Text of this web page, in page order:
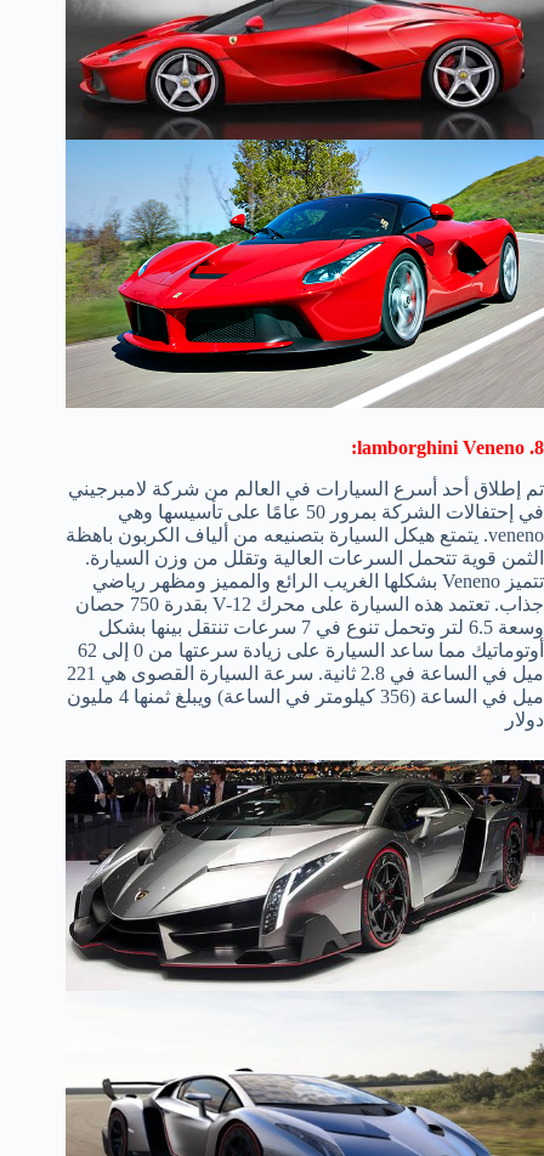
8. lamborghini Veneno:
تم إطلاق أحد أسرع السيارات في العالم من شركة لامبرجيني
في إحتفالات الشركة بمرور 50 عامًا على تأسيسها وهي
veneno. يتمتع هيكل السيارة بتصنيعه من ألياف الكربون باهظة
الثمن قوية تتحمل السرعات العالية وتقلل من وزن السيارة.
تتميز Veneno بشكلها الغريب الرائع والمميز ومظهر رياضي
جذاب. تعتمد هذه السيارة على محرك V-12 بقدرة 750 حصان
وسعة 6.5 لتر وتحمل تنوع في 7 سرعات تنتقل بينها بشكل
أوتوماتيك مما ساعد السيارة على زيادة سرعتها من 0 إلى 62
ميل في الساعة في 2.8 ثانية. سرعة السيارة القصوى هي 221
ميل في الساعة (356 كيلومتر في الساعة) ويبلغ ثمنها 4 مليون
دولار